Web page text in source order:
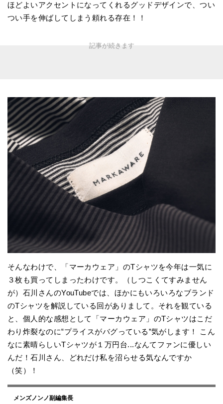
ほどよいアクセントになってくれるグッドデザインで、つい
つい手を伸ばしてしまう頼れる存在！！
そんなわけで、「マーカウェア」のTシャツを今年は一気に
３枚も買ってしまったわけです。（しつこくてすみません
が）石川さんのYouTubeでは、ほかにもいろいろなブランド
のTシャツを解説している回がありまして。それを観ている
と、個人的な感想として「マーカウェア」のTシャツはこだ
わり炸裂なのに‟プライスがバグっている”気がします！ こん
なに素晴らしいTシャツが１万円台...なんてファンに優しい
んだ！石川さん、どれだけ私を沼らせる気なんですか
（笑）！
メンズノンノ副編集長